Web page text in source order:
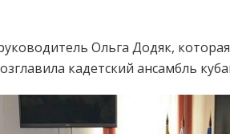
Ольга Додяк,
кадетский ансамбль